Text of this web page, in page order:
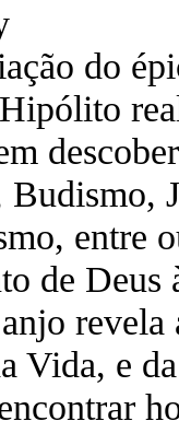
do
Budismo,
entre
de
revela
Vida, e